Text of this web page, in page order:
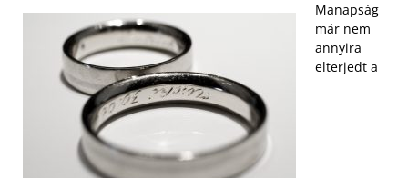
Manapság
már nem
annyira
elterjedt a